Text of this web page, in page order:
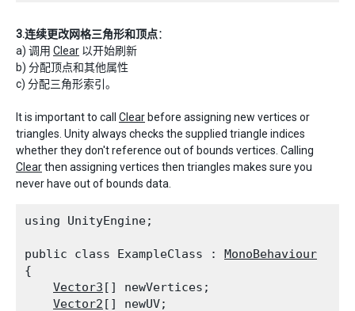
3.连续更改网格三角形和顶点：
a) 调用 Clear 以开始刷新
b) 分配顶点和其他属性
c) 分配三角形索引。
It is important to call Clear before assigning new vertices or
triangles. Unity always checks the supplied triangle indices
whether they don't reference out of bounds vertices. Calling
Clearthen assigning vertices then triangles makes sure you
never have out of bounds data.
using UnityEngine;
public class ExampleClass : MonoBehaviour
{
Vector3 [] newVertices;
Vector2 [] newUV;